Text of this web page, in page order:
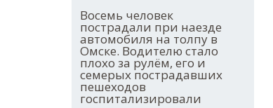
Восемь человек
пострадали при наезде
автомобиля на толпу в
Омске. Водителю стало
плохо за рулём, его и
семерых пострадавших
пешеходов
госпитализировали